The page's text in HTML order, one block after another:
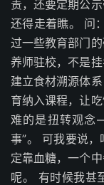
责，还要定期公
还得走着瞧。 问
过一些教育部门
养师驻校，不是
建立食材溯源体
育纳入课程，让
难的是扭转观念
事”。 可我要说
定靠血糖，一个
呢。 有时候我甚